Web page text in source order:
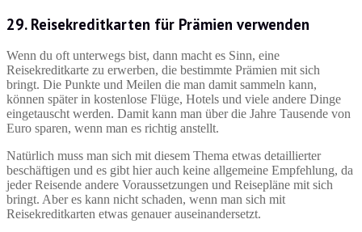
29. Reisekreditkarten für Prämien verwenden
Wenn du oft unterwegs bist, dann macht es Sinn, eine
Reisekreditkarte zu erwerben, die bestimmte Prämien mit sich
bringt. Die Punkte und Meilen die man damit sammeln kann,
können später in kostenlose Flüge, Hotels und viele andere Dinge
eingetauscht werden. Damit kann man über die Jahre Tausende von
Euro sparen, wenn man es richtig anstellt.
Natürlich muss man sich mit diesem Thema etwas detaillierter
beschäftigen und es gibt hier auch keine allgemeine Empfehlung, da
jeder Reisende andere Voraussetzungen und Reisepläne mit sich
bringt. Aber es kann nicht schaden, wenn man sich mit
Reisekreditkarten etwas genauer auseinandersetzt.